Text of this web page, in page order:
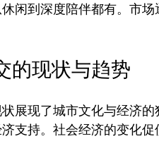
闲到深度陪伴都有。市
的现状与趋势
展现了城市文化与经济